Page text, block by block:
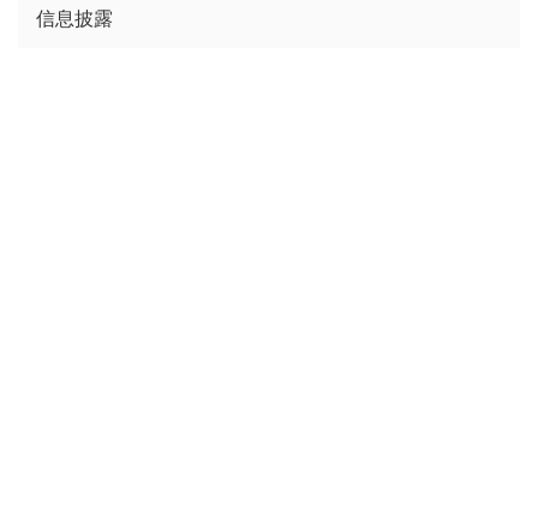
信息披露